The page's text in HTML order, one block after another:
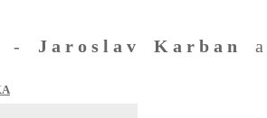
- Jaroslav Karban